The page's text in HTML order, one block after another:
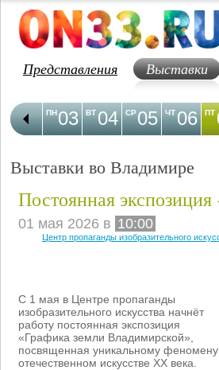
Представления
Выставки
03
ПН 04
ВТ 05
СР 06
ЧТ ПТ
Выставки во Владимире
Постоянная
01 мая 2026 в 10:00
Центр пропаганды изобразительного
С 1 мая в Центре пропаганды
изобразительного искусства начнёт
работу постоянная экспозиция
«Графика земли Владимирской»,
посвященная уникальному
отечественном искусстве XX века.